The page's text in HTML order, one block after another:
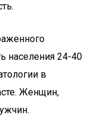
населения 24-40
в
Женщин,